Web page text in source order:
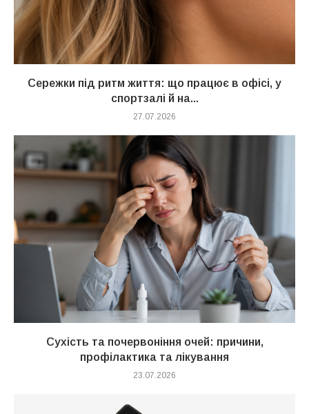
Сережки під ритм життя: що працює в офісі, у
спортзалі й на...
27.07.2026
Сухість та почервоніння очей: причини,
профілактика та лікування
23.07.2026